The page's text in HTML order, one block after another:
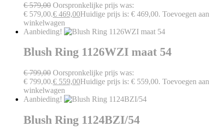
€579,00 Oorspronkelijke prijs was:
€ 579,00.€ 469,00Huidige prijs is: € 469,00. Toevoegen aan
winkelwagen
Aanbieding!
Blush Ring 1126WZI maat 54
€799,00 Oorspronkelijke prijs was:
€ 799,00.€ 559,00Huidige prijs is: € 559,00. Toevoegen aan
winkelwagen
Aanbieding!
Blush Ring 1124BZI/54